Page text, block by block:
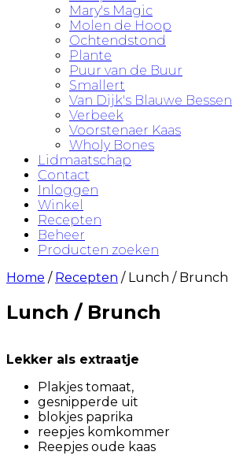
Mary's Magic
Molen de Hoop
Ochtendstond
Plante
Puur van de Buur
Smallert
Van Dijk's Blauwe Bessen
Verbeek
Voorstenaer Kaas
Wholy Bones
Lidmaatschap
Contact
Inloggen
Winkel
Recepten
Beheer
Producten zoeken
Home / Recepten / Lunch / Brunch
Lunch / Brunch
Lekker als extraatje
Plakjes tomaat,
gesnipperde uit
blokjes paprika
reepjes komkommer
Reepjes oude kaas